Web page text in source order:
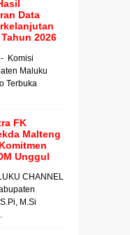
Data
2026
- Komisi
Maluku
Terbuka
FK
Malteng
Unggul
CHANNEL
M.Si